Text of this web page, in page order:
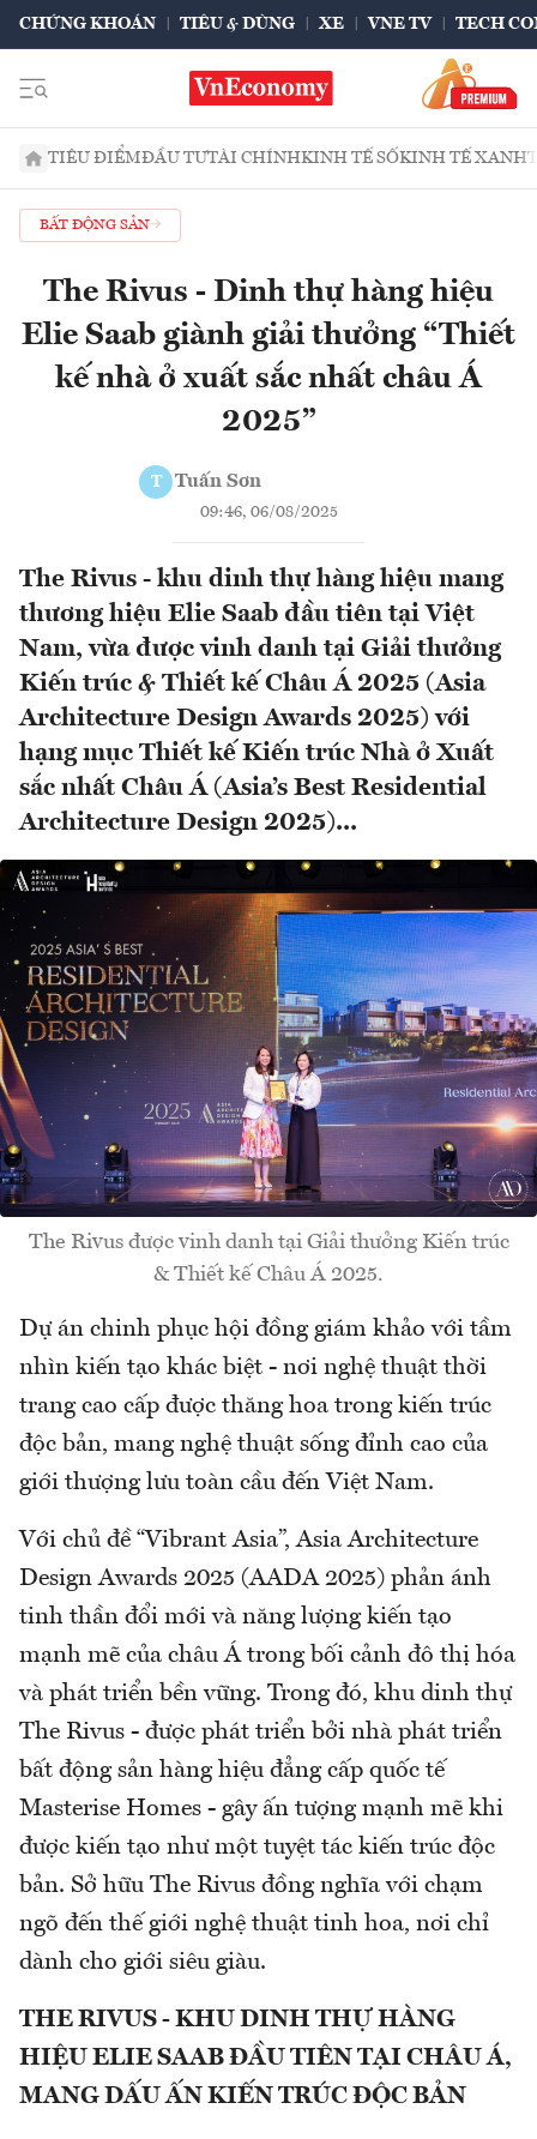
CHỨNG KHOÁN TIÊU & DÙNG XE VNE TV TECH
TIÊU ĐIỂMĐẦU TƯTÀI CHÍNHKINH TẾ SỐKINH TẾ XANH
BẤT ĐỘNG SẢN
The Rivus - Dinh thự hàng hiệu
Elie Saab giành giải thưởng “Thiết
kế nhà ở xuất sắc nhất châu Á
2025”
T Tuấn Sơn
09:46, 06/08/2025
The Rivus - khu dinh thự hàng hiệu mang
thương hiệu Elie Saab đầu tiên tại Việt
Nam, vừa được vinh danh tại Giải thưởng
Kiến trúc & Thiết kế Châu Á 2025 (Asia
Architecture Design Awards 2025) với
hạng mục Thiết kế Kiến trúc Nhà ở Xuất
sắc nhất Châu Á (Asia’s Best Residential
Architecture Design 2025)...
The Rivus được vinh danh tại Giải thưởng Kiến trúc
& Thiết kế Châu Á 2025.
Dự án chinh phục hội đồng giám khảo với tầm
nhìn kiến tạo khác biệt - nơi nghệ thuật thời
trang cao cấp được thăng hoa trong kiến trúc
độc bản, mang nghệ thuật sống đỉnh cao của
giới thượng lưu toàn cầu đến Việt Nam.
Với chủ đề “Vibrant Asia”, Asia Architecture
Design Awards 2025 (AADA 2025) phản ánh
tinh thần đổi mới và năng lượng kiến tạo
mạnh mẽ của châu Á trong bối cảnh đô thị hóa
và phát triển bền vững. Trong đó, khu dinh thự
The Rivus - được phát triển bởi nhà phát triển
bất động sản hàng hiệu đẳng cấp quốc tế
Masterise Homes - gây ấn tượng mạnh mẽ khi
được kiến tạo như một tuyệt tác kiến trúc độc
bản. Sở hữu The Rivus đồng nghĩa với chạm
ngõ đến thế giới nghệ thuật tinh hoa, nơi chỉ
dành cho giới siêu giàu.
THE RIVUS - KHU DINH THỰ HÀNG
HIỆU ELIE SAAB ĐẦU TIÊN TẠI CHÂU Á,
MANG DẤU ẤN KIẾN TRÚC ĐỘC BẢN